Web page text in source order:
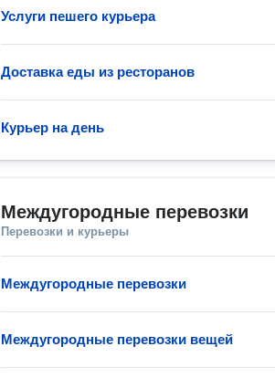
Услуги пешего курьера
Доставка еды из ресторанов
Курьер на день
Междугородные перевозки
Перевозки и курьеры
Междугородные перевозки
Междугородные перевозки вещей